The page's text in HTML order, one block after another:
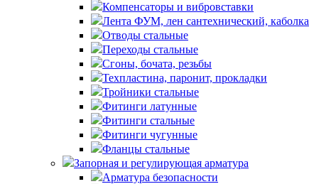
Компенсаторы и вибровставки
Лента ФУМ, лен сантехнический, каболка
Отводы стальные
Переходы стальные
Сгоны, бочата, резьбы
Техпластина, паронит, прокладки
Тройники стальные
Фитинги латунные
Фитинги стальные
Фитинги чугунные
Фланцы стальные
Запорная и регулирующая арматура
Арматура безопасности